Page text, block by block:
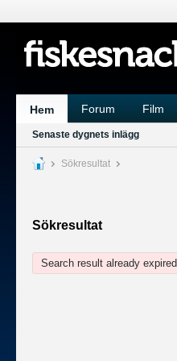
Hem Forum Film
Senaste dygnets inlägg
Sökresultat
Sökresultat
Search result already